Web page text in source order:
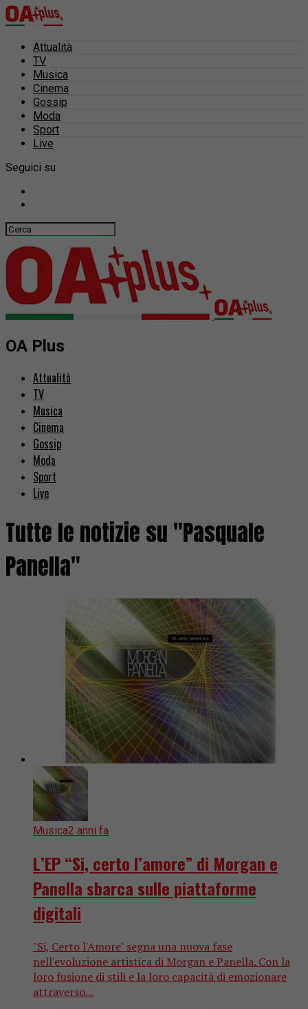
Attualità
TV
Musica
Cinema
Gossip
Moda
Sport
Live
Seguici su
OA Plus
Attualità
TV
Musica
Cinema
Gossip
Moda
Sport
Live
Tutte le notizie su "Pasquale
Panella"
Musica2 anni fa
L’EP “Si, certo l’amore” di Morgan e
Panella sbarca sulle piattaforme
digitali
"Si, Certo l'Amore" segna una nuova fase
nell'evoluzione artistica di Morgan e Panella. Con la
loro fusione di stili e la loro capacità di emozionare
attraverso...